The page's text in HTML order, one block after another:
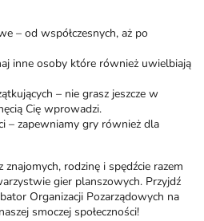
– od współczesnych, aż po
inne osoby które również uwielbiają
– nie grasz jeszcze w
Cię wprowadzi.
– zapewniamy gry również dla
znajomych, rodzinę i spędźcie razem
gier planszowych. Przyjdź
Organizacji Pozarządowych na
smoczej społeczności!